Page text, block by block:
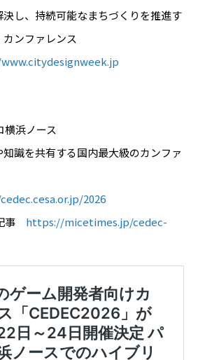
し、持続可能なまちづくりを推進す
ンファレンス
浜ノース
識を共有する国内最大級のカンファ
2026
事 https://micetimes.jp/cedec-